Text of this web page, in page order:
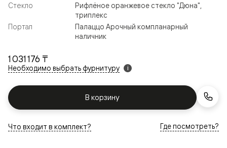
1 031 176 ₸
Необходимо выбрать фурнитуру i
В корзину
Стекло
Рифлёное оранжевое стекло "Дюна",
триплекс
Портал
Палаццо Арочный компланарный
наличник
Что входит в комплект? Где посмотреть?